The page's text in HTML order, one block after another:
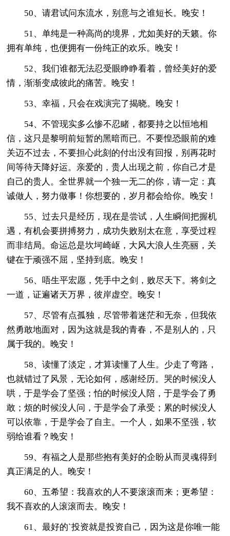
50、请君试问东流水，别意与之谁短长。晚安！
51、单纯是一种高尚的境界，尤如美好的天籁。你
拥有单纯，也便拥有一份纯正的欢乐。晚安！
52、我们谁都无法忍受眼睁睁看着，曾经美好的爱
情，渐渐变成彼此的痛苦。晚安！
53、幸福，只会在戏演完了揭晓。晚安！
54、不管现实多么惨不忍睹，都要持之以恒地相
信，这只是黎明前短暂的黑暗而已。不要惶恐眼前的难
关迈不过去，不要担心此刻的付出没有回报，别再花时
间等待天降好运。亲爱的，贵人出现之前，你自己才是
自己的贵人。全世界就一个独一无二的你，请一定：真
诚做人，努力做事！你想要的，岁月都会给你。晚安！
55、过去只是经历，现在是尝试，人生瞬间把握机
遇，有机会要拼搏努力，成功失败别太在意，享受过程
而非结局。命运总是坎坷崎岖，大风大浪人生亮丽，关
键在于顽强不屈，坚持到底。晚安！
56、唔生平宏愿，凭手中之剑，败尽天下。将剑之
一道，证遍诸天万界，彼岸虚空。晚安！
57、尽管有点孤独，尽管带着迷茫和无奈，但我依
然勇敢地面对，因为这就是我的青春，不是别人的，只
属于我的。晚安！
58、读懂了淡定，才算读懂了人生。少走了弯路，
也就错过了风景，无论如何，感谢经历。哭的时候没人
哄，于是学会了坚强；怕的时候没人陪，于是学会了勇
敢；烦的时候没人问，于是学会了承受；累的时候没人
可以依靠，于是学会了自主。一个人，如果不坚强，软
弱给谁看？晚安！
59、有福之人是那些抱有美好的企盼从而灵魂得到
真正满足的人。晚安！
60、五希望：我喜欢的人不要滚滚而来；更希望：
我不喜欢的人滚滚而去。晚安！
61、最好的`投资就是投资自己，因为这是你唯一能